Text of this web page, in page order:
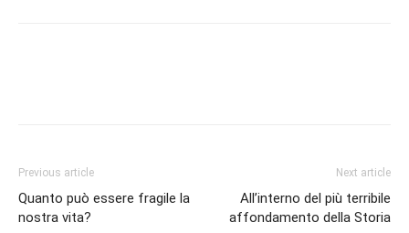
Previous article
Quanto può essere fragile la
nostra vita?
Next article
All’interno del più terribile
affondamento della Storia